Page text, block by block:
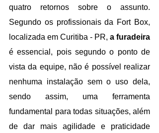
quatro retornos sobre o assunto.
Segundo os profissionais da Fort Box,
localizada em Curitiba - PR, a furadeira
é essencial, pois segundo o ponto de
vista da equipe, não é possível realizar
nenhuma instalação sem o uso dela,
sendo assim, uma ferramenta
fundamental para todas situações, além
de dar mais agilidade e praticidade